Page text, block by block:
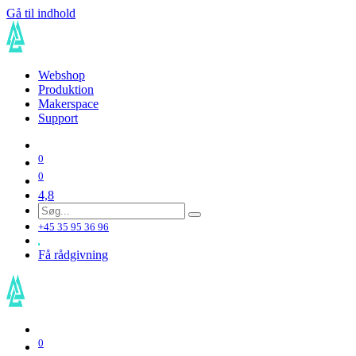
Gå til indhold
Webshop
Produktion
Makerspace
Support
0
0
4,8
+45 35 95 36 96
Få rådgivning
0